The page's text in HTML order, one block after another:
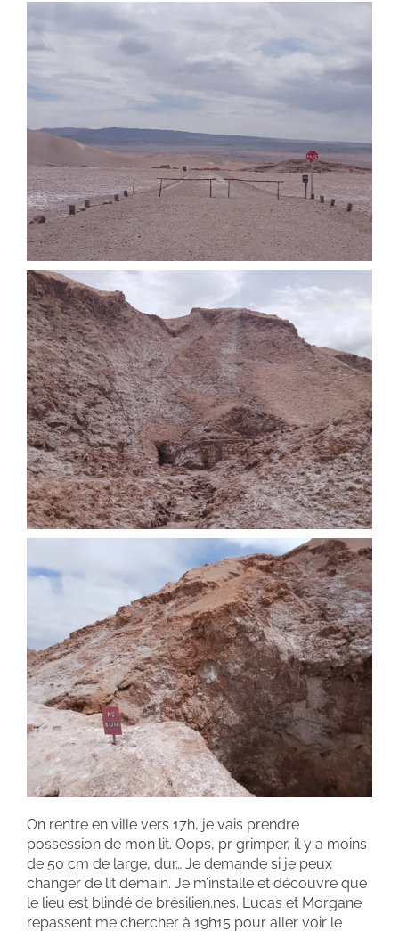
On rentre en ville vers 17h, je vais prendre
possession de mon lit. Oops, pr grimper, il y a moins
de 50 cm de large, dur… Je demande si je peux
changer de lit demain. Je m’installe et découvre que
le lieu est blindé de brésilien.nes. Lucas et Morgane
repassent me chercher à 19h15 pour aller voir le